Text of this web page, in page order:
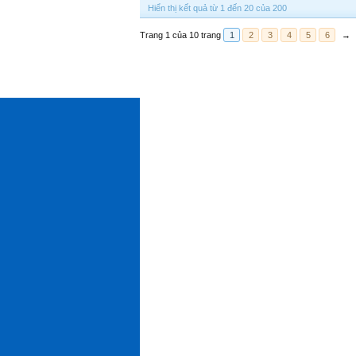
Hiển thị kết quả từ 1 đến 20 của 200
Trang 1 của 10 trang 1 2 3 4 5 6 →